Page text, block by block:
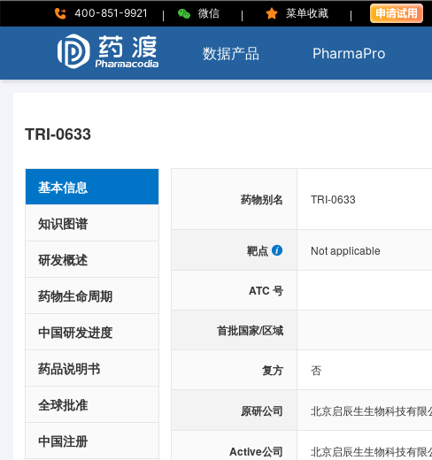
400-851-9921 | 微信 | 菜单收藏 |
数据产品 PharmaPro
TRI-0633
基本信息
知识图谱
研发概述
药物生命周期
中国研发进度
药品说明书
全球批准
中国注册
药物别名 TRI-0633
靶点 Not applicable
ATC 号
首批国家/区域
复方 否
原研公司 北京启辰生生物科技有限
Active公司 北京启辰生生物科技有限